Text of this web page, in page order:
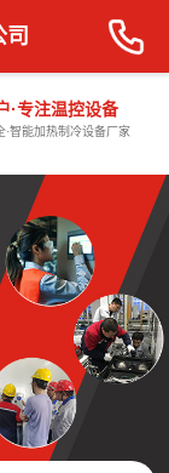
·专注温控设备
智能加热制冷设备厂家